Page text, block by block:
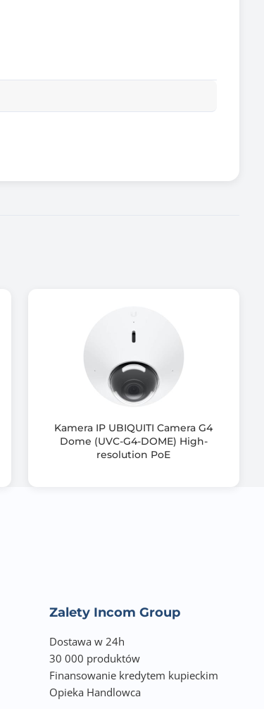
Kamera IP UBIQUITI Camera G4
Dome (UVC-G4-DOME) High-
resolution PoE
Zalety Incom Group
Dostawa w 24h
30 000 produktów
Finansowanie kredytem kupieckim
Opieka Handlowca